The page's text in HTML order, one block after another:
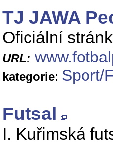
TJ JAWA
Oficiální
URL:
kategorie: Sport/
Futsal
I. Kuřimská